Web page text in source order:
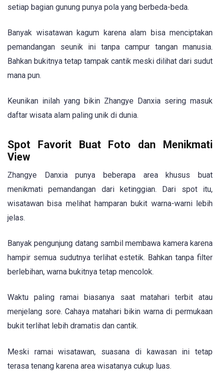
setiap bagian gunung punya pola yang berbeda-beda.
Banyak wisatawan kagum karena alam bisa menciptakan
pemandangan seunik ini tanpa campur tangan manusia.
Bahkan bukitnya tetap tampak cantik meski dilihat dari sudut
mana pun.
Keunikan inilah yang bikin Zhangye Danxia sering masuk
daftar wisata alam paling unik di dunia.
Spot Favorit Buat Foto dan Menikmati
View
Zhangye Danxia punya beberapa area khusus buat
menikmati pemandangan dari ketinggian. Dari spot itu,
wisatawan bisa melihat hamparan bukit warna-warni lebih
jelas.
Banyak pengunjung datang sambil membawa kamera karena
hampir semua sudutnya terlihat estetik. Bahkan tanpa filter
berlebihan, warna bukitnya tetap mencolok.
Waktu paling ramai biasanya saat matahari terbit atau
menjelang sore. Cahaya matahari bikin warna di permukaan
bukit terlihat lebih dramatis dan cantik.
Meski ramai wisatawan, suasana di kawasan ini tetap
terasa tenang karena area wisatanya cukup luas.